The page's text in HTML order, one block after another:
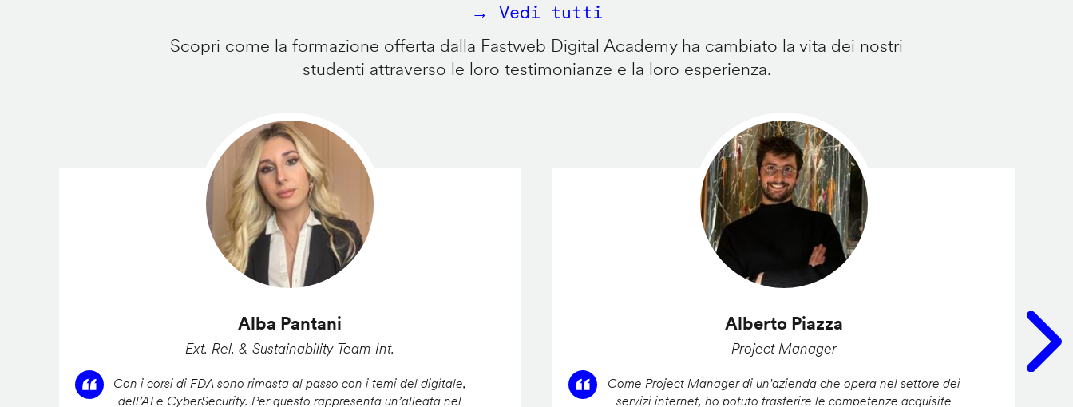
→ Vedi tutti
Scopri come la formazione offerta dalla Fastweb Digital Academy ha cambiato la vita dei nostri
studenti attraverso le loro testimonianze e la loro esperienza.
Alba Pantani
Ext. Rel. & Sustainability Team Int.
Con i corsi di FDA sono rimasta al passo con i temi del digitale,
dell’AI e CyberSecurity. Per questo rappresenta un’alleata nel
Alberto Piazza
Project Manager
Come Project Manager di un'azienda che opera nel settore dei
servizi internet, ho potuto trasferire le competenze acquisite